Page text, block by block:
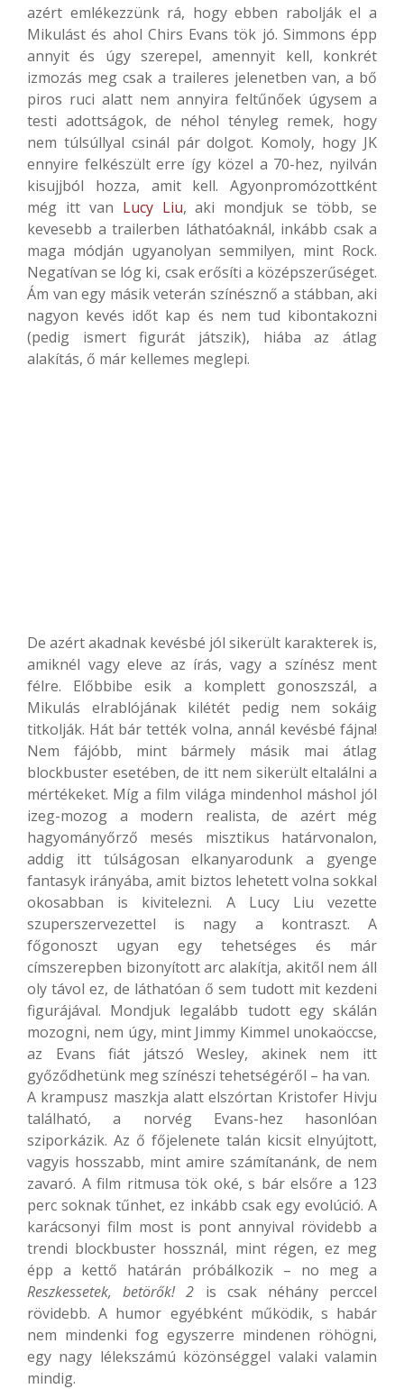
azért emlékezzünk rá, hogy ebben rabolják el a
Mikulást és ahol Chirs Evans tök jó. Simmons épp
annyit és úgy szerepel, amennyit kell, konkrét
izmozás meg csak a traileres jelenetben van, a bő
piros ruci alatt nem annyira feltűnőek úgysem a
testi adottságok, de néhol tényleg remek, hogy
nem túlsúllyal csinál pár dolgot. Komoly, hogy JK
ennyire felkészült erre így közel a 70-hez, nyilván
kisujjból hozza, amit kell. Agyonpromózottként
még itt van Lucy Liu, aki mondjuk se több, se
kevesebb a trailerben láthatóaknál, inkább csak a
maga módján ugyanolyan semmilyen, mint Rock.
Negatívan se lóg ki, csak erősíti a középszerűséget.
Ám van egy másik veterán színésznő a stábban, aki
nagyon kevés időt kap és nem tud kibontakozni
(pedig ismert figurát játszik), hiába az átlag
alakítás, ő már kellemes meglepi.
De azért akadnak kevésbé jól sikerült karakterek is,
amiknél vagy eleve az írás, vagy a színész ment
félre. Előbbibe esik a komplett gonoszszál, a
Mikulás elrablójának kilétét pedig nem sokáig
titkolják. Hát bár tették volna, annál kevésbé fájna!
Nem fájóbb, mint bármely másik mai átlag
blockbuster esetében, de itt nem sikerült eltalálni a
mértékeket. Míg a film világa mindenhol máshol jól
izeg-mozog a modern realista, de azért még
hagyományőrző mesés misztikus határvonalon,
addig itt túlságosan elkanyarodunk a gyenge
fantasyk irányába, amit biztos lehetett volna sokkal
okosabban is kivitelezni. A Lucy Liu vezette
szuperszervezettel is nagy a kontraszt. A
főgonoszt ugyan egy tehetséges és már
címszerepben bizonyított arc alakítja, akitől nem áll
oly távol ez, de láthatóan ő sem tudott mit kezdeni
figurájával. Mondjuk legalább tudott egy skálán
mozogni, nem úgy, mint Jimmy Kimmel unokaöccse,
az Evans fiát játszó Wesley, akinek nem itt
győződhetünk meg színészi tehetségéről – ha van.
A krampusz maszkja alatt elszórtan Kristofer Hivju
található, a norvég Evans-hez hasonlóan
sziporkázik. Az ő főjelenete talán kicsit elnyújtott,
vagyis hosszabb, mint amire számítanánk, de nem
zavaró. A film ritmusa tök oké, s bár elsőre a 123
perc soknak tűnhet, ez inkább csak egy evolúció. A
karácsonyi film most is pont annyival rövidebb a
trendi blockbuster hossznál, mint régen, ez meg
épp a kettő határán próbálkozik – no meg a
Reszkessetek, betörők! 2 is csak néhány perccel
rövidebb. A humor egyébként működik, s habár
nem mindenki fog egyszerre mindenen röhögni,
egy nagy lélekszámú közönséggel valaki valamin
mindig.